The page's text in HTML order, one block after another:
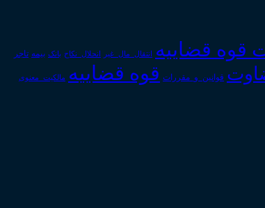
قوه قضاییه انتقال_مال_غیر انحلال_نکاح بانک بیمه تاجر
قوانین_و_مقررات قوه قضاییه مالکیت_معنوی